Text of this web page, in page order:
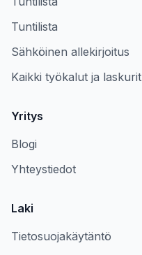
Tuntilista
Sähköinen allekirjoitus
Kaikki työkalut ja laskurit
Yritys
Blogi
Yhteystiedot
Laki
Tietosuojakäytäntö